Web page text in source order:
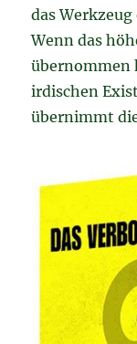
das
Wenn das
übernommen
irdischen
übernimmt